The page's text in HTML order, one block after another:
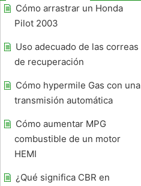
Cómo arrastrar un Honda
Pilot 2003
Uso adecuado de las correas
de recuperación
Cómo hypermile Gas con una
transmisión automática
Cómo aumentar MPG
combustible de un motor
HEMI
¿Qué significa CBR en